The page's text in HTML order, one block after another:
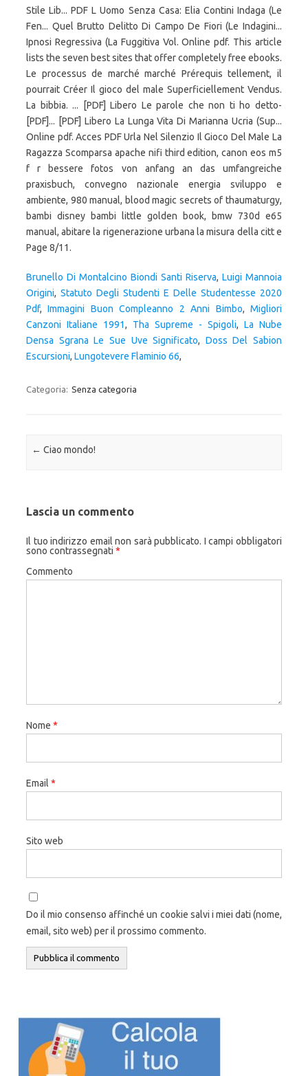
Brunello Di Montalcino Biondi Santi Riserva, Luigi Mannoia
Origini, Statuto Degli Studenti E Delle Studentesse 2020
Pdf,Immagini Buon Compleanno 2 Anni Bimbo,Migliori
Canzoni Italiane 1991, Tha Supreme - Spigoli, La Nube
Densa Sgrana Le Sue Uve Significato, Doss Del Sabion
Escursioni, Lungotevere Flaminio 66,
Categoria: Senza categoria
Navigazione articolo
← Ciao mondo!
Lascia un commento
Il tuo indirizzo email non sarà pubblicato. I campi obbligatori
sono contrassegnati *
Commento
Nome *
Email *
Sito web
Do il mio consenso affinché un cookie salvi i miei dati (nome,
email, sito web) per il prossimo commento.